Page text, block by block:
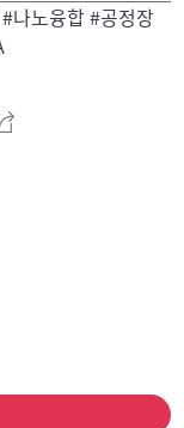
나노융합 #공정장